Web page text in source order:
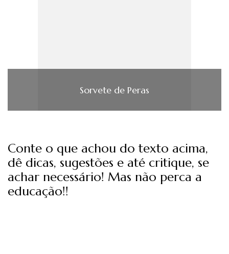
Sorvete de Peras
Conte o que achou do texto acima,
dê dicas, sugestões e até critique, se
achar necessário! Mas não perca a
educação!!